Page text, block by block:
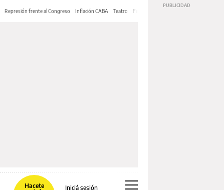
Represión frente al Congreso Inflación CABA Teatro Feria de Editores
Hacete
Iniciá sesión